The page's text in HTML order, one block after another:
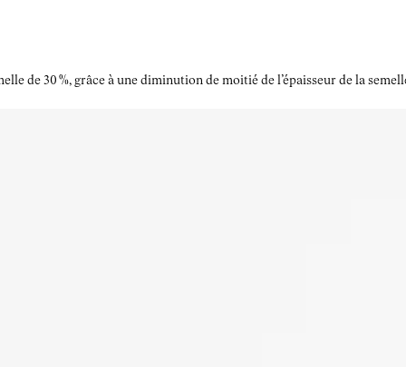
de 30 %, grâce à une diminution de moitié de l’épaisseur de la